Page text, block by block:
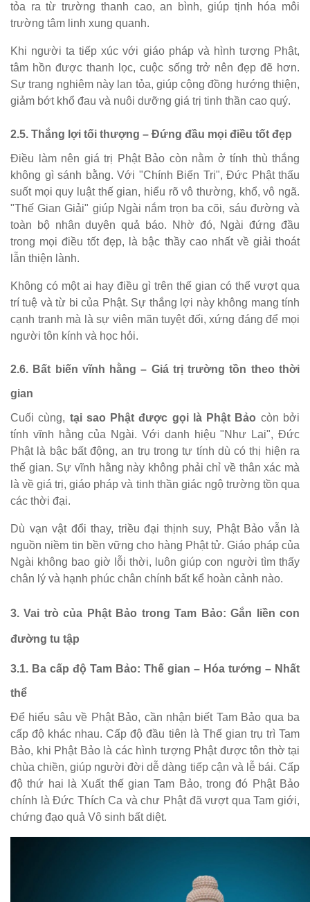
tỏa ra từ trường thanh cao, an bình, giúp tịnh hóa môi
trường tâm linh xung quanh.
Khi người ta tiếp xúc với giáo pháp và hình tượng Phật,
tâm hồn được thanh lọc, cuộc sống trở nên đẹp đẽ hơn.
Sự trang nghiêm này lan tỏa, giúp cộng đồng hướng thiện,
giảm bớt khổ đau và nuôi dưỡng giá trị tinh thần cao quý.
2.5. Thắng lợi tối thượng – Đứng đầu mọi điều tốt đẹp
Điều làm nên giá trị Phật Bảo còn nằm ở tính thù thắng
không gì sánh bằng. Với "Chính Biến Tri", Đức Phật thấu
suốt mọi quy luật thế gian, hiểu rõ vô thường, khổ, vô ngã.
"Thế Gian Giải" giúp Ngài nắm trọn ba cõi, sáu đường và
toàn bộ nhân duyên quả báo. Nhờ đó, Ngài đứng đầu
trong mọi điều tốt đẹp, là bậc thầy cao nhất về giải thoát
lẫn thiện lành.
Không có một ai hay điều gì trên thế gian có thể vượt qua
trí tuệ và từ bi của Phật. Sự thắng lợi này không mang tính
cạnh tranh mà là sự viên mãn tuyệt đối, xứng đáng để mọi
người tôn kính và học hỏi.
2.6. Bất biến vĩnh hằng – Giá trị trường tồn theo thời
gian
Cuối cùng, tại sao Phật được gọi là Phật Bảo còn bởi
tính vĩnh hằng của Ngài. Với danh hiệu "Như Lai", Đức
Phật là bậc bất động, an trụ trong tự tính dù có thị hiện ra
thế gian. Sự vĩnh hằng này không phải chỉ về thân xác mà
là về giá trị, giáo pháp và tinh thần giác ngộ trường tồn qua
các thời đại.
Dù vạn vật đổi thay, triều đại thịnh suy, Phật Bảo vẫn là
nguồn niềm tin bền vững cho hàng Phật tử. Giáo pháp của
Ngài không bao giờ lỗi thời, luôn giúp con người tìm thấy
chân lý và hạnh phúc chân chính bất kể hoàn cảnh nào.
3. Vai trò của Phật Bảo trong Tam Bảo: Gắn liền con
đường tu tập
3.1. Ba cấp độ Tam Bảo: Thế gian – Hóa tướng – Nhất
thể
Để hiểu sâu về Phật Bảo, cần nhận biết Tam Bảo qua ba
cấp độ khác nhau. Cấp độ đầu tiên là Thế gian trụ trì Tam
Bảo, khi Phật Bảo là các hình tượng Phật được tôn thờ tại
chùa chiền, giúp người đời dễ dàng tiếp cận và lễ bái. Cấp
độ thứ hai là Xuất thế gian Tam Bảo, trong đó Phật Bảo
chính là Đức Thích Ca và chư Phật đã vượt qua Tam giới,
chứng đạo quả Vô sinh bất diệt.